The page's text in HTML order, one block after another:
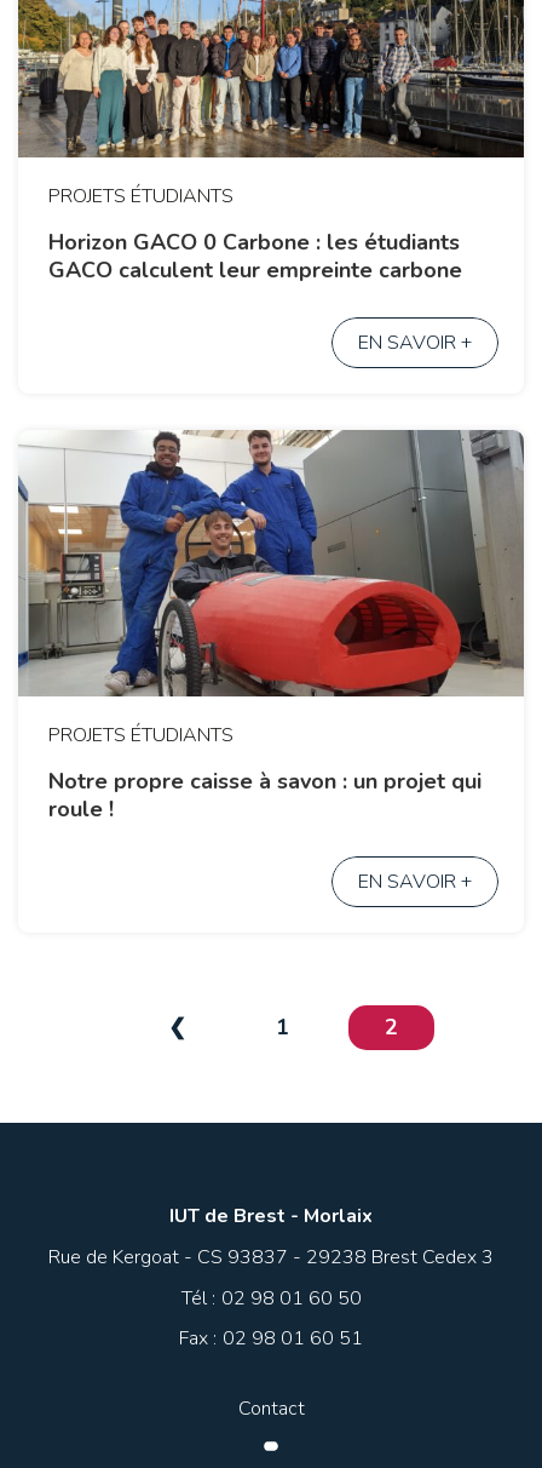
PROJETS ÉTUDIANTS
Horizon GACO 0 Carbone : les étudiants
GACO calculent leur empreinte carbone
EN SAVOIR +
PROJETS ÉTUDIANTS
Notre propre caisse à savon : un projet qui
roule !
EN SAVOIR +
❮ 1 2
IUT de Brest - Morlaix
Rue de Kergoat - CS 93837 - 29238 Brest Cedex 3
Tél : 02 98 01 60 50
Fax : 02 98 01 60 51
Contact